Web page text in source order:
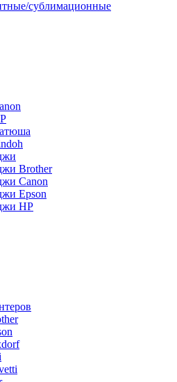
сублимационные
Brother
Canon
Epson
HP